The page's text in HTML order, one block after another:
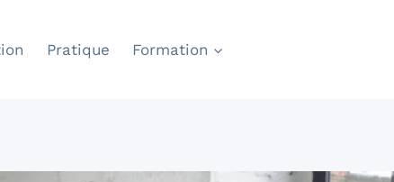
Pratique Formation